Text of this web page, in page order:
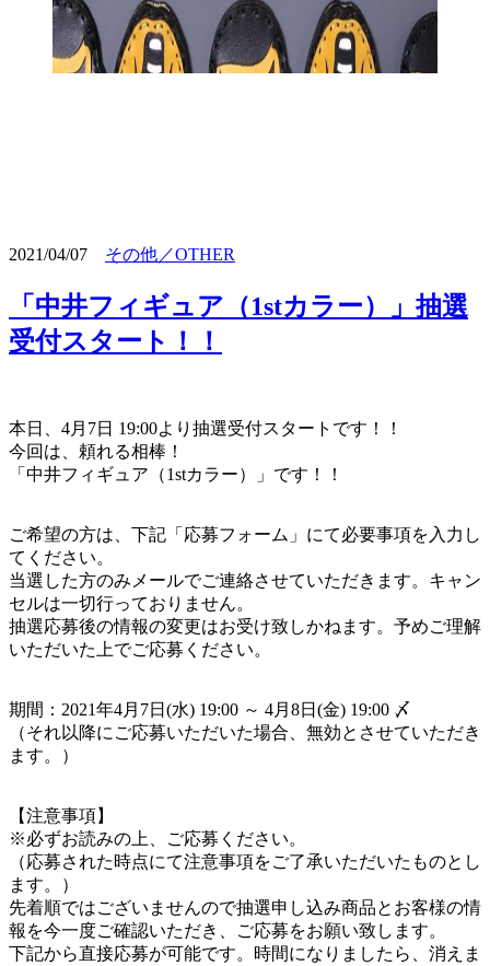
2021/04/07 その他／OTHER
「中井フィギュア（1stカラー）」抽選
受付スタート！！
本日、4月7日 19:00より抽選受付スタートです！！
今回は、頼れる相棒！
「中井フィギュア（1stカラー）」です！！
ご希望の方は、下記「応募フォーム」にて必要事項を入力し
てください。
当選した方のみメールでご連絡させていただきます。キャン
セルは一切行っておりません。
抽選応募後の情報の変更はお受け致しかねます。予めご理解
いただいた上でご応募ください。
期間：2021年4月7日(水) 19:00 ～ 4月8日(金) 19:00 〆
（それ以降にご応募いただいた場合、無効とさせていただき
ます。）
【注意事項】
※必ずお読みの上、ご応募ください。
（応募された時点にて注意事項をご了承いただいたものとし
ます。）
先着順ではございませんので抽選申し込み商品とお客様の情
報を今一度ご確認いただき、ご応募をお願い致します。
下記から直接応募が可能です。時間になりましたら、消えま